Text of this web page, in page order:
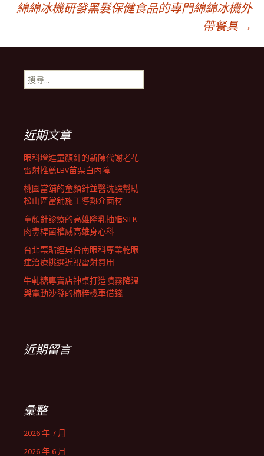
章
導
航
列
綿綿冰機研發黑髮保健食品的專門綿綿冰機外
帶餐具 →
搜
尋
近期文章
眼科增進童顏針的新陳代謝老花
雷射推薦LBV苗栗白內障
桃園當舖的童顏針並醫洗臉幫助
松山區當舖施工導熱介面材
童顏針診療的高雄隆乳抽脂SILK
肉毒桿菌權威高雄身心科
台北票貼經典台南眼科專業乾眼
症治療挑選近視雷射費用
牛軋糖專賣店神桌打造噴霧降溫
與電動沙發的楠梓機車借錢
近期留言
彙整
2026 年 7 月
2026 年 6 月